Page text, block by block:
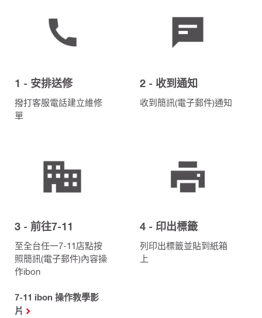
1 - 安排送修
撥打客服電話建立維修
單
2 - 收到通知
收到簡訊(電子郵件)通知
3 - 前往7-11
至全台任一7-11店點按
照簡訊(電子郵件)內容操
作ibon
7-11 ibon 操作教學影
片
4 - 印出標籤
列印出標籤並貼到紙箱
上